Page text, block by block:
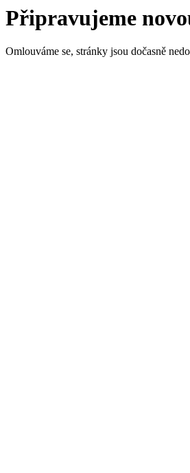
Připravujeme
Omlouváme se, stránky jsou dočasně